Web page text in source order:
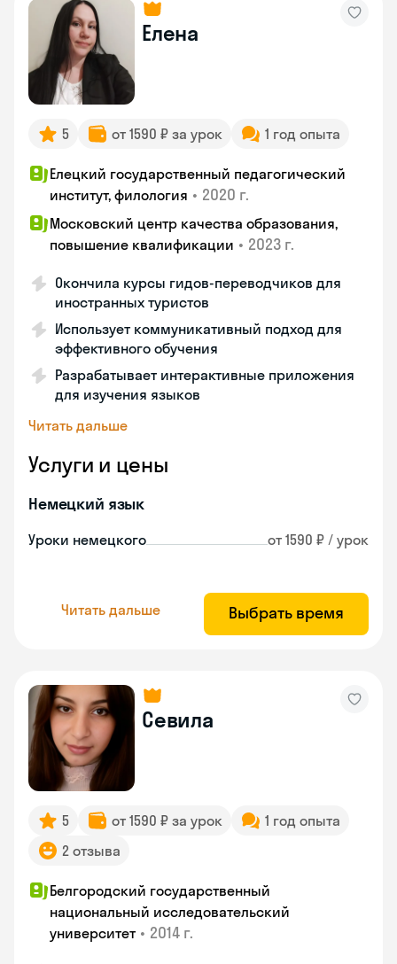
Елена
5 от 1590 ₽ за урок 1 год опыта
Елецкий государственный педагогический
институт, филология • 2020 г.
Московский центр качества образования,
повышение квалификации • 2023 г.
Окончила курсы гидов-переводчиков для
иностранных туристов
Использует коммуникативный подход для
эффективного обучения
Разрабатывает интерактивные приложения
для изучения языков
Читать дальше
Услуги и цены
Немецкий язык
Уроки немецкого от 1590 ₽ / урок
Читать дальше Выбрать время
Севила
5 от 1590 ₽ за урок
1 год опыта
2 отзыва
Белгородский государственный
национальный исследовательский
университет • 2014 г.